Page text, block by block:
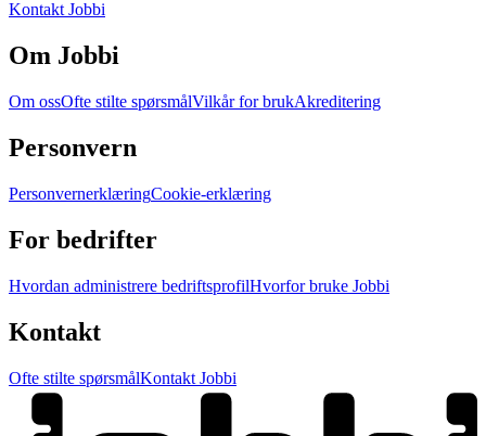
Kontakt Jobbi
Om Jobbi
Om ossOfte stilte spørsmålVilkår for brukAkreditering
Personvern
PersonvernerklæringCookie-erklæring
For bedrifter
Hvordan administrere bedriftsprofilHvorfor bruke Jobbi
Kontakt
Ofte stilte spørsmålKontakt Jobbi